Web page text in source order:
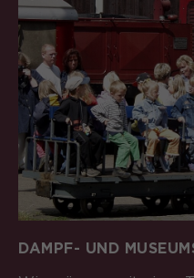
DAMPF- UND